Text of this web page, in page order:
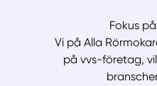
Fokus
Vi på Alla
på vvs-företag,